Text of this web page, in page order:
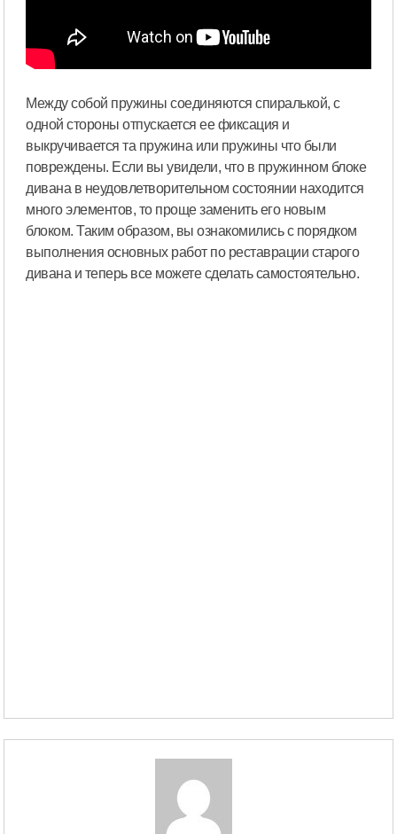
Между собой пружины соединяются спиралькой, с
одной стороны отпускается ее фиксация и
выкручивается та пружина или пружины что были
повреждены. Если вы увидели, что в пружинном блоке
дивана в неудовлетворительном состоянии находится
много элементов, то проще заменить его новым
блоком. Таким образом, вы ознакомились с порядком
выполнения основных работ по реставрации старого
дивана и теперь все можете сделать самостоятельно.